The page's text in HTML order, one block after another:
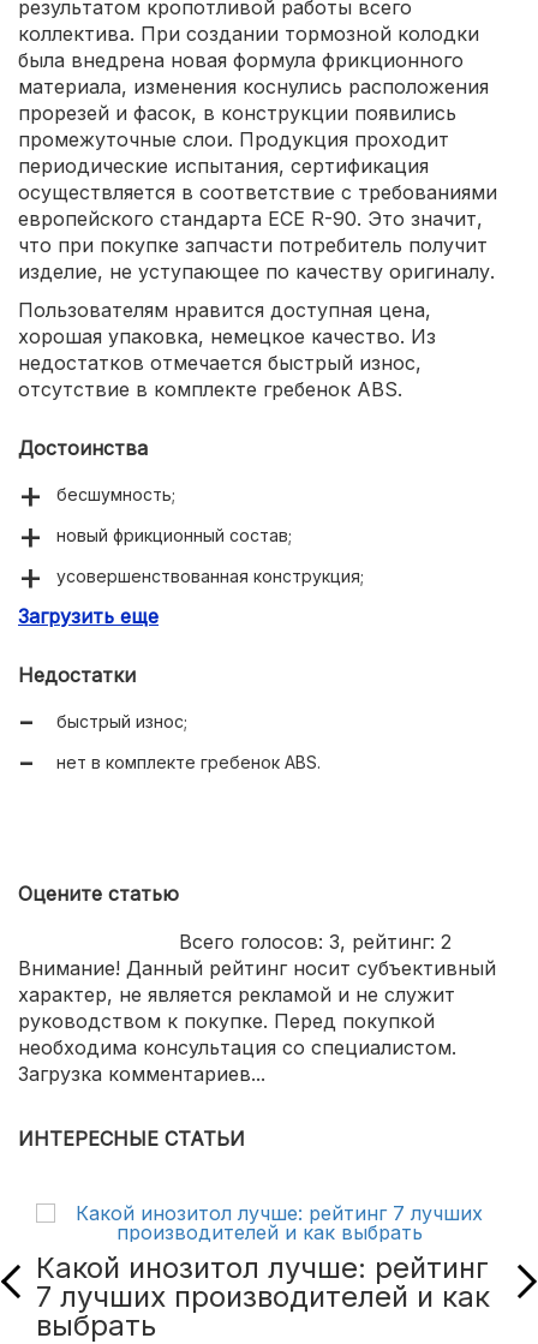
результатом кропотливой работы всего
коллектива. При создании тормозной колодки
была внедрена новая формула фрикционного
материала, изменения коснулись расположения
прорезей и фасок, в конструкции появились
промежуточные слои. Продукция проходит
периодические испытания, сертификация
осуществляется в соответствие с требованиями
европейского стандарта ECE R-90. Это значит,
что при покупке запчасти потребитель получит
изделие, не уступающее по качеству оригиналу.
Пользователям нравится доступная цена,
хорошая упаковка, немецкое качество. Из
недостатков отмечается быстрый износ,
отсутствие в комплекте гребенок ABS.
Достоинства
бесшумность;
новый фрикционный состав;
усовершенствованная конструкция;
хорошее качество.
Загрузить еще
Недостатки
быстрый износ;
нет в комплекте гребенок ABS.
Оцените статью
Всего голосов: 3, рейтинг: 2
Внимание! Данный рейтинг носит субъективный
характер, не является рекламой и не служит
руководством к покупке. Перед покупкой
необходима консультация со специалистом.
Загрузка комментариев...
ИНТЕРЕСНЫЕ СТАТЬИ
Какой инозитол лучше: рейтинг
7 лучших производителей и как
выбрать